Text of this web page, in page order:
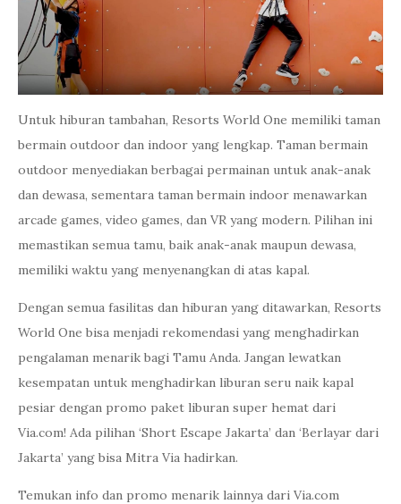
Untuk hiburan tambahan, Resorts World One memiliki taman
bermain outdoor dan indoor yang lengkap. Taman bermain
outdoor menyediakan berbagai permainan untuk anak-anak
dan dewasa, sementara taman bermain indoor menawarkan
arcade games, video games, dan VR yang modern. Pilihan ini
memastikan semua tamu, baik anak-anak maupun dewasa,
memiliki waktu yang menyenangkan di atas kapal.
Dengan semua fasilitas dan hiburan yang ditawarkan, Resorts
World One bisa menjadi rekomendasi yang menghadirkan
pengalaman menarik bagi Tamu Anda. Jangan lewatkan
kesempatan untuk menghadirkan liburan seru naik kapal
pesiar dengan promo paket liburan super hemat dari
Via.com! Ada pilihan ‘Short Escape Jakarta’ dan ‘Berlayar dari
Jakarta’ yang bisa Mitra Via hadirkan.
Temukan info dan promo menarik lainnya dari Via.com